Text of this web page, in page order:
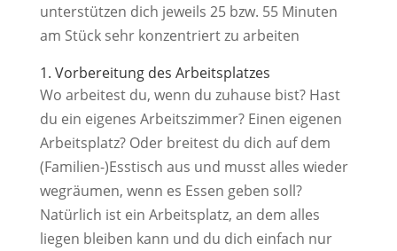
unterstützen dich jeweils 25 bzw. 55 Minuten
am Stück sehr konzentriert zu arbeiten
1. Vorbereitung des Arbeitsplatzes
Wo arbeitest du, wenn du zuhause bist? Hast
du ein eigenes Arbeitszimmer? Einen eigenen
Arbeitsplatz? Oder breitest du dich auf dem
(Familien-)Esstisch aus und musst alles wieder
wegräumen, wenn es Essen geben soll?
Natürlich ist ein Arbeitsplatz, an dem alles
liegen bleiben kann und du dich einfach nur